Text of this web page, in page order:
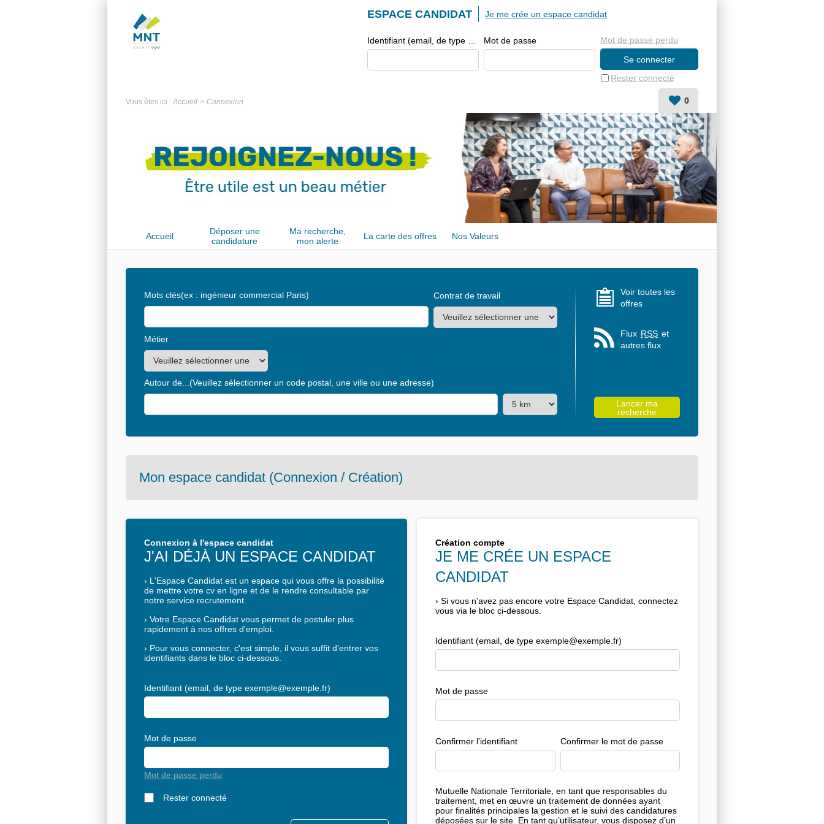
ESPACE CANDIDAT
Mot de passe
Rester connecté
Mot de passe perdu
Je me crée un espace candidat
Vous êtes ici : Accueil Connexion 0
Accueil
Déposer une
candidature
spontanée
Ma recherche,
mon alerte
La carte des offres Nos Valeurs
Mots clés(ex : ingénieur commercial Paris) Contrat de travail
Métier
Autour de... (Veuillez sélectionner un code postal, une ville ou une adresse)
Voir toutes les
offres
Flux RSS et
autres flux
Mon espace candidat (Connexion / Création)
J'AI DÉJÀ UN ESPACE CANDIDAT
› L'Espace Candidat est un espace qui vous offre la possibilité
de mettre votre cv en ligne et de le rendre consultable par
notre service recrutement.
› Votre Espace Candidat vous permet de postuler plus
rapidement à nos offres d'emploi.
› Pour vous connecter, c'est simple, il vous suffit d'entrer vos
identifiants dans le bloc ci-dessous.
Connexion à l'espace candidat
Identifiant (email, de type exemple@exemple.fr)
Mot de passe
Rester connecté
Mot de passe perdu
JE ME CRÉE UN ESPACE
CANDIDAT
› Si vous n'avez pas encore votre Espace Candidat, connectez
vous via le bloc ci-dessous.
Création compte
Identifiant (email, de type exemple@exemple.fr)
Mot de passe
Confirmer l'identifiant Confirmer le mot de passe
Mutuelle Nationale Territoriale, en tant que responsables du
traitement, met en œuvre un traitement de données ayant
pour finalités principales la gestion et le suivi des candidatures
déposées sur le site. En tant qu’utilisateur, vous disposez d’un